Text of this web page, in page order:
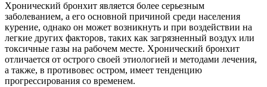
Хронический бронхит является более серьезным
заболеванием, а его основной причиной среди населения
курение, однако он может возникнуть и при воздействии на
легкие других факторов, таких как загрязненный воздух или
токсичные газы на рабочем месте. Хронический бронхит
отличается от острого своей этиологией и методами лечения,
а также, в противовес остром, имеет тенденцию
прогрессирования со временем.